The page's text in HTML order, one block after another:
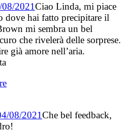
2021Ciao Linda, mi piace
dove hai fatto precipitare il
mi sembra un bel
che rivelerà delle sorprese.
già amore nell’aria.
08/2021Che bel feedback,